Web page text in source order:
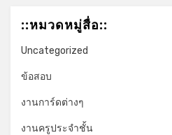
::หมวดหมู่สื่อ::
Uncategorized
ข้อสอบ
งานการ์ดต่างๆ
งานครูประจำชั้น